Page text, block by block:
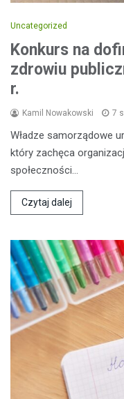
Uncategorized
Konkurs na
zdrowiu
r.
Kamil Nowakowski 7
Władze samorządowe
który zachęca
społeczności…
Czytaj dalej